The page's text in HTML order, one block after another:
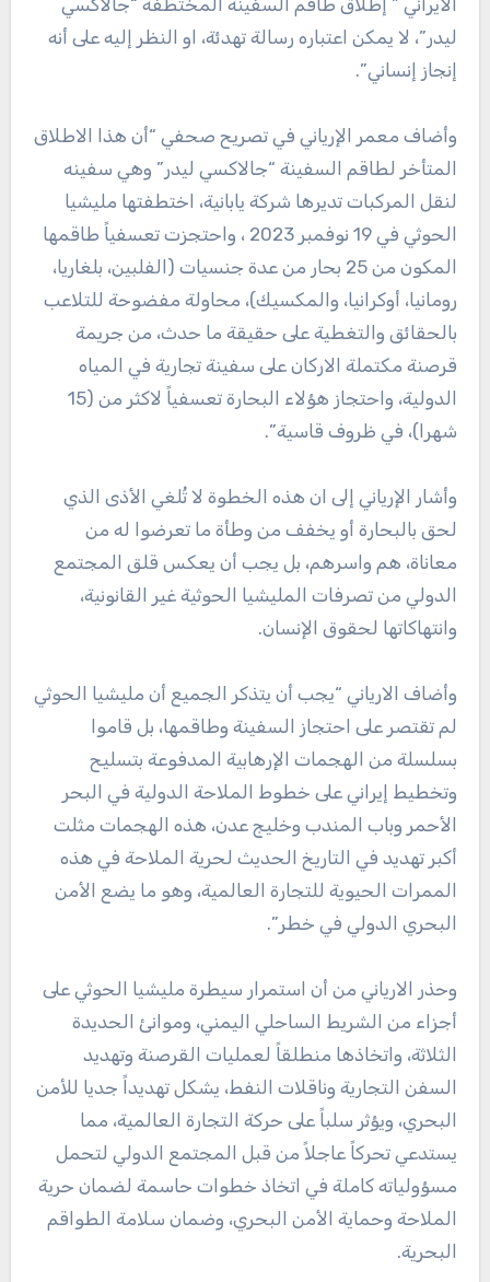
ليدر”، لا يمكن اعتباره رسالة تهدئة، او النظر إليه على أنه
إنجاز إنساني”.
وأضاف معمر الإرياني في تصريح صحفي “أن هذا الاطلاق
المتأخر لطاقم السفينة “جالاكسي ليدر” وهي سفينه
لنقل المركبات تديرها شركة يابانية، اختطفتها مليشيا
الحوثي في 19 نوفمبر 2023 ، واحتجزت تعسفياً طاقمها
المكون من 25 بحار من عدة جنسيات (الفلبين، بلغاريا،
رومانيا، أوكرانيا، والمكسيك)، محاولة مفضوحة للتلاعب
بالحقائق والتغطية على حقيقة ما حدث، من جريمة
قرصنة مكتملة الاركان على سفينة تجارية في المياه
الدولية، واحتجاز هؤلاء البحارة تعسفياً لاكثر من (15
شهرا)، في ظروف قاسية”.
وأشار الإرياني إلى ان هذه الخطوة لا تُلغي الأذى الذي
لحق بالبحارة أو يخفف من وطأة ما تعرضوا له من
معاناة، هم واسرهم، بل يجب أن يعكس قلق المجتمع
الدولي من تصرفات المليشيا الحوثية غير القانونية،
وانتهاكاتها لحقوق الإنسان.
وأضاف الارياني “يجب أن يتذكر الجميع أن مليشيا الحوثي
لم تقتصر على احتجاز السفينة وطاقمها، بل قاموا
بسلسلة من الهجمات الإرهابية المدفوعة بتسليح
وتخطيط إيراني على خطوط الملاحة الدولية في البحر
الأحمر وباب المندب وخليج عدن، هذه الهجمات مثلت
أكبر تهديد في التاريخ الحديث لحرية الملاحة في هذه
الممرات الحيوية للتجارة العالمية، وهو ما يضع الأمن
البحري الدولي في خطر”.
وحذر الارياني من أن استمرار سيطرة مليشيا الحوثي على
أجزاء من الشريط الساحلي اليمني، وموانئ الحديدة
الثلاثة، واتخاذها منطلقاً لعمليات القرصنة وتهديد
السفن التجارية وناقلات النفط، يشكل تهديداً جديا للأمن
البحري، ويؤثر سلباً على حركة التجارة العالمية، مما
يستدعي تحركاً عاجلاً من قبل المجتمع الدولي لتحمل
مسؤولياته كاملة في اتخاذ خطوات حاسمة لضمان حرية
الملاحة وحماية الأمن البحري، وضمان سلامة الطواقم
البحرية.